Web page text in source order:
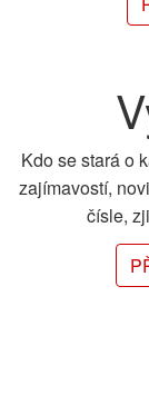
Kdo se stará o
zajímavostí,
čísle,